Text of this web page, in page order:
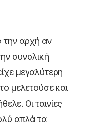
την αρχή αν
συνολική
μεγαλύτερη
μελετούσε και
Οι ταινίες
απλά τα